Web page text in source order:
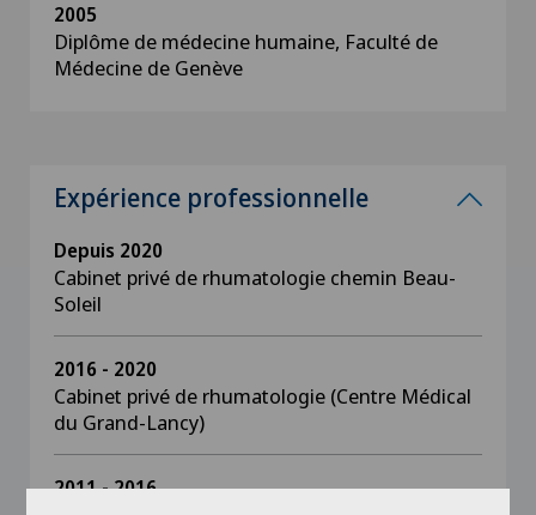
2005
Diplôme de médecine humaine, Faculté de
Médecine de Genève
Expérience professionnelle
Depuis 2020
Cabinet privé de rhumatologie chemin Beau-
Soleil
2016 - 2020
Cabinet privé de rhumatologie (Centre Médical
du Grand-Lancy)
2011 - 2016